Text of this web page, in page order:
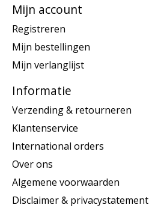
Mijn account
Registreren
Mijn bestellingen
Mijn verlanglijst
Informatie
Verzending & retourneren
Klantenservice
International orders
Over ons
Algemene voorwaarden
Disclaimer & privacystatement